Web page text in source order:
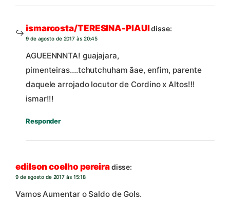
ismarcosta/TERESINA-PIAUIdisse:
9 de agosto de 2017 às 20:45
AGUEENNNTA! guajajara,
pimenteiras….tchutchuham ãae, enfim, parente
daquele arrojado locutor de Cordino x Altos!!!
ismar!!!
Responder
edilson coelho pereiradisse:
9 de agosto de 2017 às 15:18
Vamos Aumentar o Saldo de Gols.